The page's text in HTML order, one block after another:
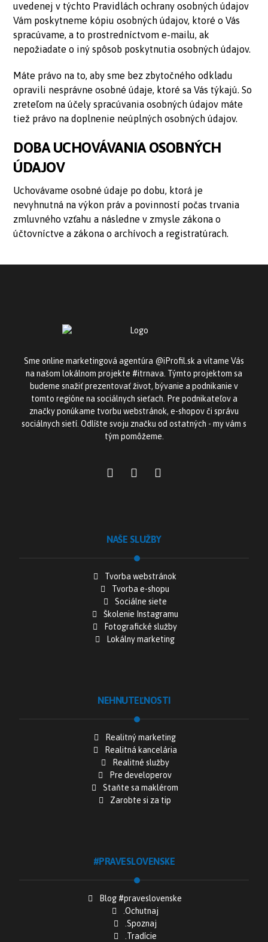
uvedenej v týchto Pravidlách ochrany osobných údajov
Vám poskytneme kópiu osobných údajov, ktoré o Vás
spracúvame, a to prostredníctvom e-mailu, ak
nepožiadate o iný spôsob poskytnutia osobných údajov.
Máte právo na to, aby sme bez zbytočného odkladu
opravili nesprávne osobné údaje, ktoré sa Vás týkajú. So
zreteľom na účely spracúvania osobných údajov máte
tiež právo na doplnenie neúplných osobných údajov.
DOBA UCHOVÁVANIA OSOBNÝCH
ÚDAJOV
Uchovávame osobné údaje po dobu, ktorá je
nevyhnutná na výkon práv a povinností počas trvania
zmluvného vzťahu a následne v zmysle zákona o
účtovníctve a zákona o archívoch a registratúrach.
Sme online marketingová agentúra @iProfil.sk a vítame Vás
na našom lokálnom projekte #itrnava. Týmto projektom sa
budeme snažiť prezentovať život, bývanie a podnikanie v
tomto regióne na sociálnych sieťach. Pre podnikateľov a
značky ponúkame tvorbu webstránok, e-shopov či správu
sociálnych sietí. Odlíšte svoju značku od ostatných - my vám s
tým pomôžeme.
NAŠE SLUŽBY
Tvorba webstránok
Tvorba e-shopu
Sociálne siete
Školenie Instagramu
Fotografické služby
Lokálny marketing
NEHNUTEĽNOSTI
Realitný marketing
Realitná kancelária
Realitné služby
Pre developerov
Staňte sa maklérom
Zarobte si za tip
#PRAVESLOVENSKE
Blog #praveslovenske
.Ochutnaj
.Spoznaj
.Tradície